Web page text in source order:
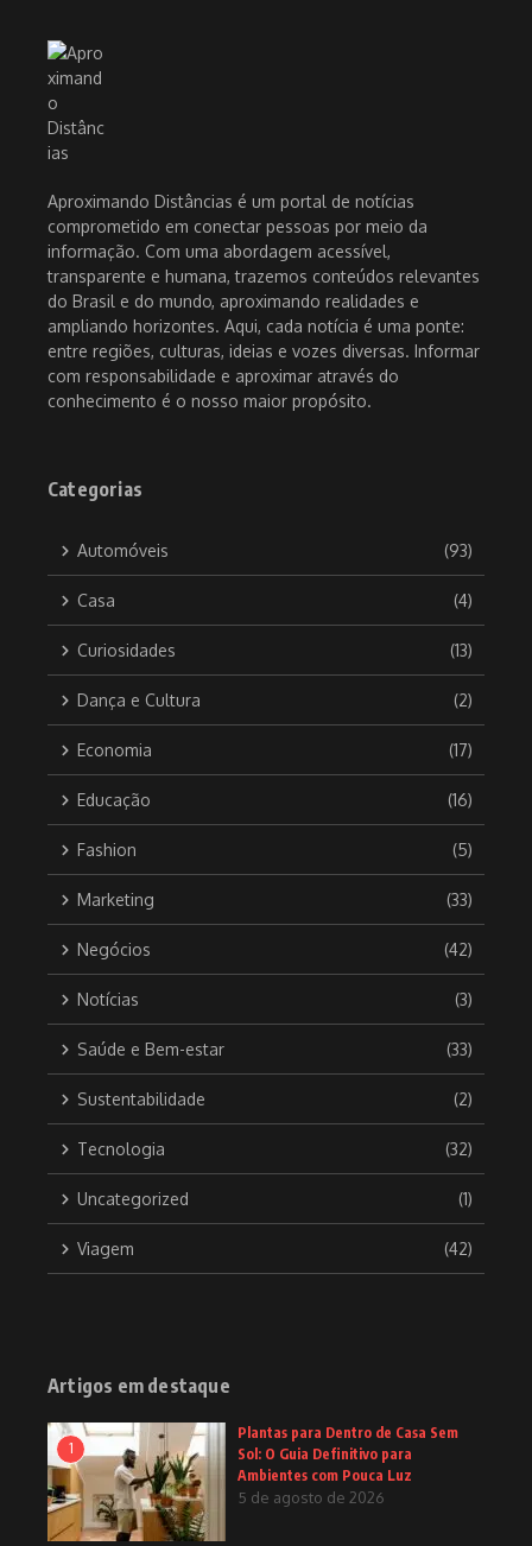
Aproximando Distâncias é um portal de notícias
comprometido em conectar pessoas por meio da
informação. Com uma abordagem acessível,
transparente e humana, trazemos conteúdos relevantes
do Brasil e do mundo, aproximando realidades e
ampliando horizontes. Aqui, cada notícia é uma ponte:
entre regiões, culturas, ideias e vozes diversas. Informar
com responsabilidade e aproximar através do
conhecimento é o nosso maior propósito.
Categorias
Automóveis (93)
Casa (4)
Curiosidades (13)
Dança e Cultura (2)
Economia (17)
Educação (16)
Fashion (5)
Marketing (33)
Negócios (42)
Notícias (3)
Saúde e Bem-estar (33)
Sustentabilidade (2)
Tecnologia (32)
Uncategorized (1)
Viagem (42)
Artigos em destaque
1
Plantas para Dentro de Casa Sem
Sol: O Guia Definitivo para
Ambientes com Pouca Luz
5 de agosto de 2026